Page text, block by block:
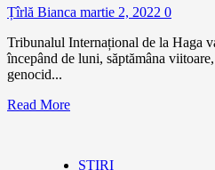
Țîrlă Bianca martie 2, 2022 0
Tribunalul Internațional de la Haga
începând de luni, săptămâna
genocid...
Read More
ȘTIRI